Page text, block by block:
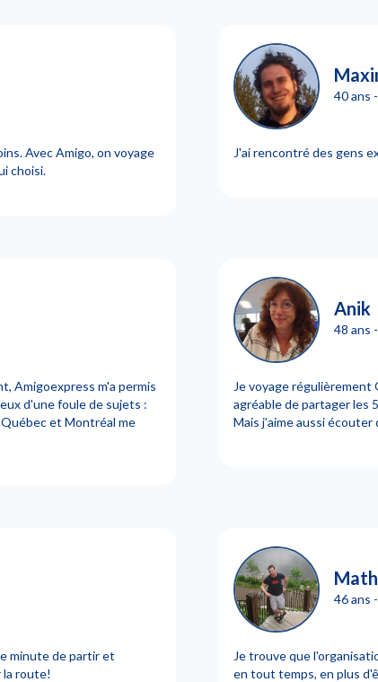
Avec Amigo, on voyage
choisi.
40 ans
J'ai rencontré des gens
Amigoexpress m'a permis
d'une foule de sujets :
et Montréal me
Anik
48 ans
Je voyage régulièrement
agréable de partager les
Mais j’aime aussi
minute de partir et
la route!
46 ans
Je trouve que
en tout temps, en plus